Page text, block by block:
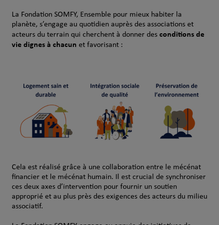
La Fondation SOMFY, Ensemble pour mieux habiter la
planète, s’engage au quotidien auprès des associations et
acteurs du terrain qui cherchent à donner des conditions de
vie dignes à chacun et favorisant :
Cela est réalisé grâce à une collaboration entre le mécénat
financier et le mécénat humain. Il est crucial de synchroniser
ces deux axes d’intervention pour fournir un soutien
approprié et au plus près des exigences des acteurs du milieu
associatif.